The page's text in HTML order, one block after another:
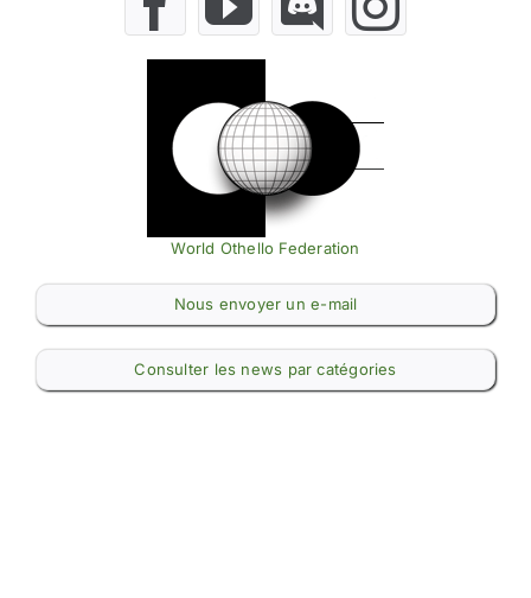
World Othello Federation
Nous envoyer un e-mail
Consulter les news par catégories